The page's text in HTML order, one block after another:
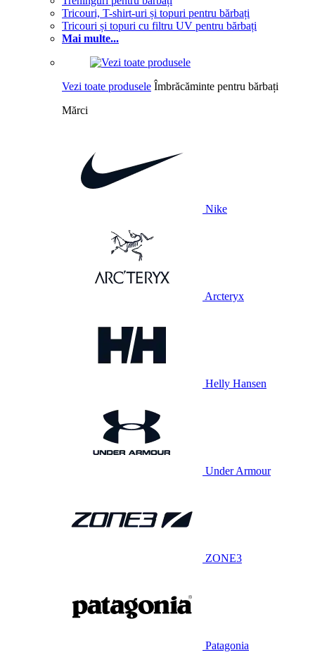
Tricouri, T-shirt-uri și topuri pentru bărbați
Tricouri și topuri cu filtru UV pentru bărbați
Mai multe...
Vezi toate produsele Îmbrăcăminte pentru bărbați
Mărci
Nike
Arcteryx
Helly Hansen
Under Armour
ZONE3
Patagonia